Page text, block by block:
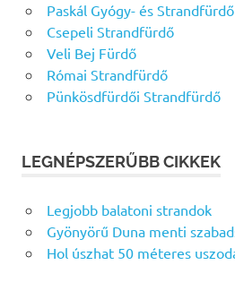
Paskál Gyógy- és Strandfürdő
Csepeli Strandfürdő
Veli Bej Fürdő
Római Strandfürdő
Pünkösdfürdői Strandfürdő
LEGNÉPSZERŰBB CIKKEK
Legjobb balatoni strandok
Gyönyörű Duna menti
Hol úszhat 50 méteres